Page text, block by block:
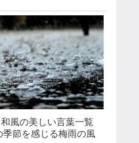
和風の美しい言葉一覧
節を感じる梅雨の風